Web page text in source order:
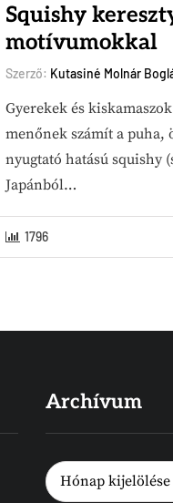
Squishy
motívumokkal
Szerző: Kutasiné Molnár
Gyerekek és
menőnek számít a puha,
nyugtató hatású squishy
Japánból…
1796
Archívum
Archívum
Hónap kijelölése
Archívum